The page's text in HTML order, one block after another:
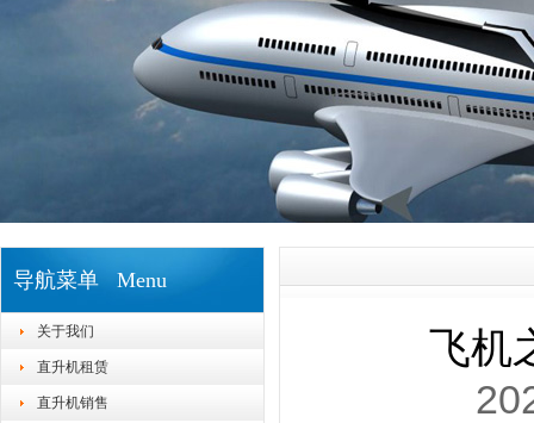
导航菜单 Menu
关于我们
直升机租赁
直升机销售
飞机